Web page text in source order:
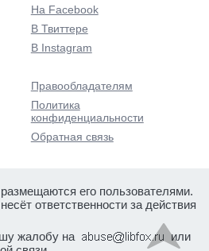
На Facebook
В Твиттере
В Instagram
Правообладателям
Политика
конфиденциальности
Обратная связь
его пользователями.
ответственности за действия
жалобу на
или